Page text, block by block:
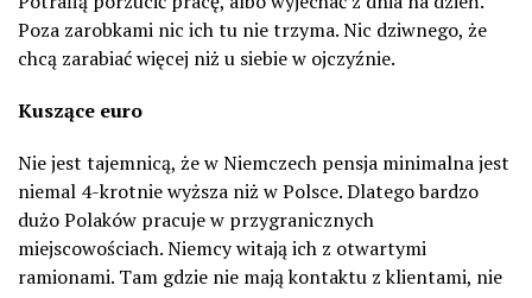
Poza zarobkami nic ich tu nie trzyma. Nic dziwnego, że
chcą zarabiać więcej niż u siebie w ojczyźnie.
Kuszące euro
Nie jest tajemnicą, że w Niemczech pensja minimalna jest
niemal 4-krotnie wyższa niż w Polsce. Dlatego bardzo
dużo Polaków pracuje w przygranicznych
miejscowościach. Niemcy witają ich z otwartymi
ramionami. Tam gdzie nie mają kontaktu z klientami, nie